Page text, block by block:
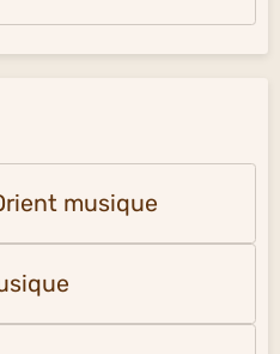
musique